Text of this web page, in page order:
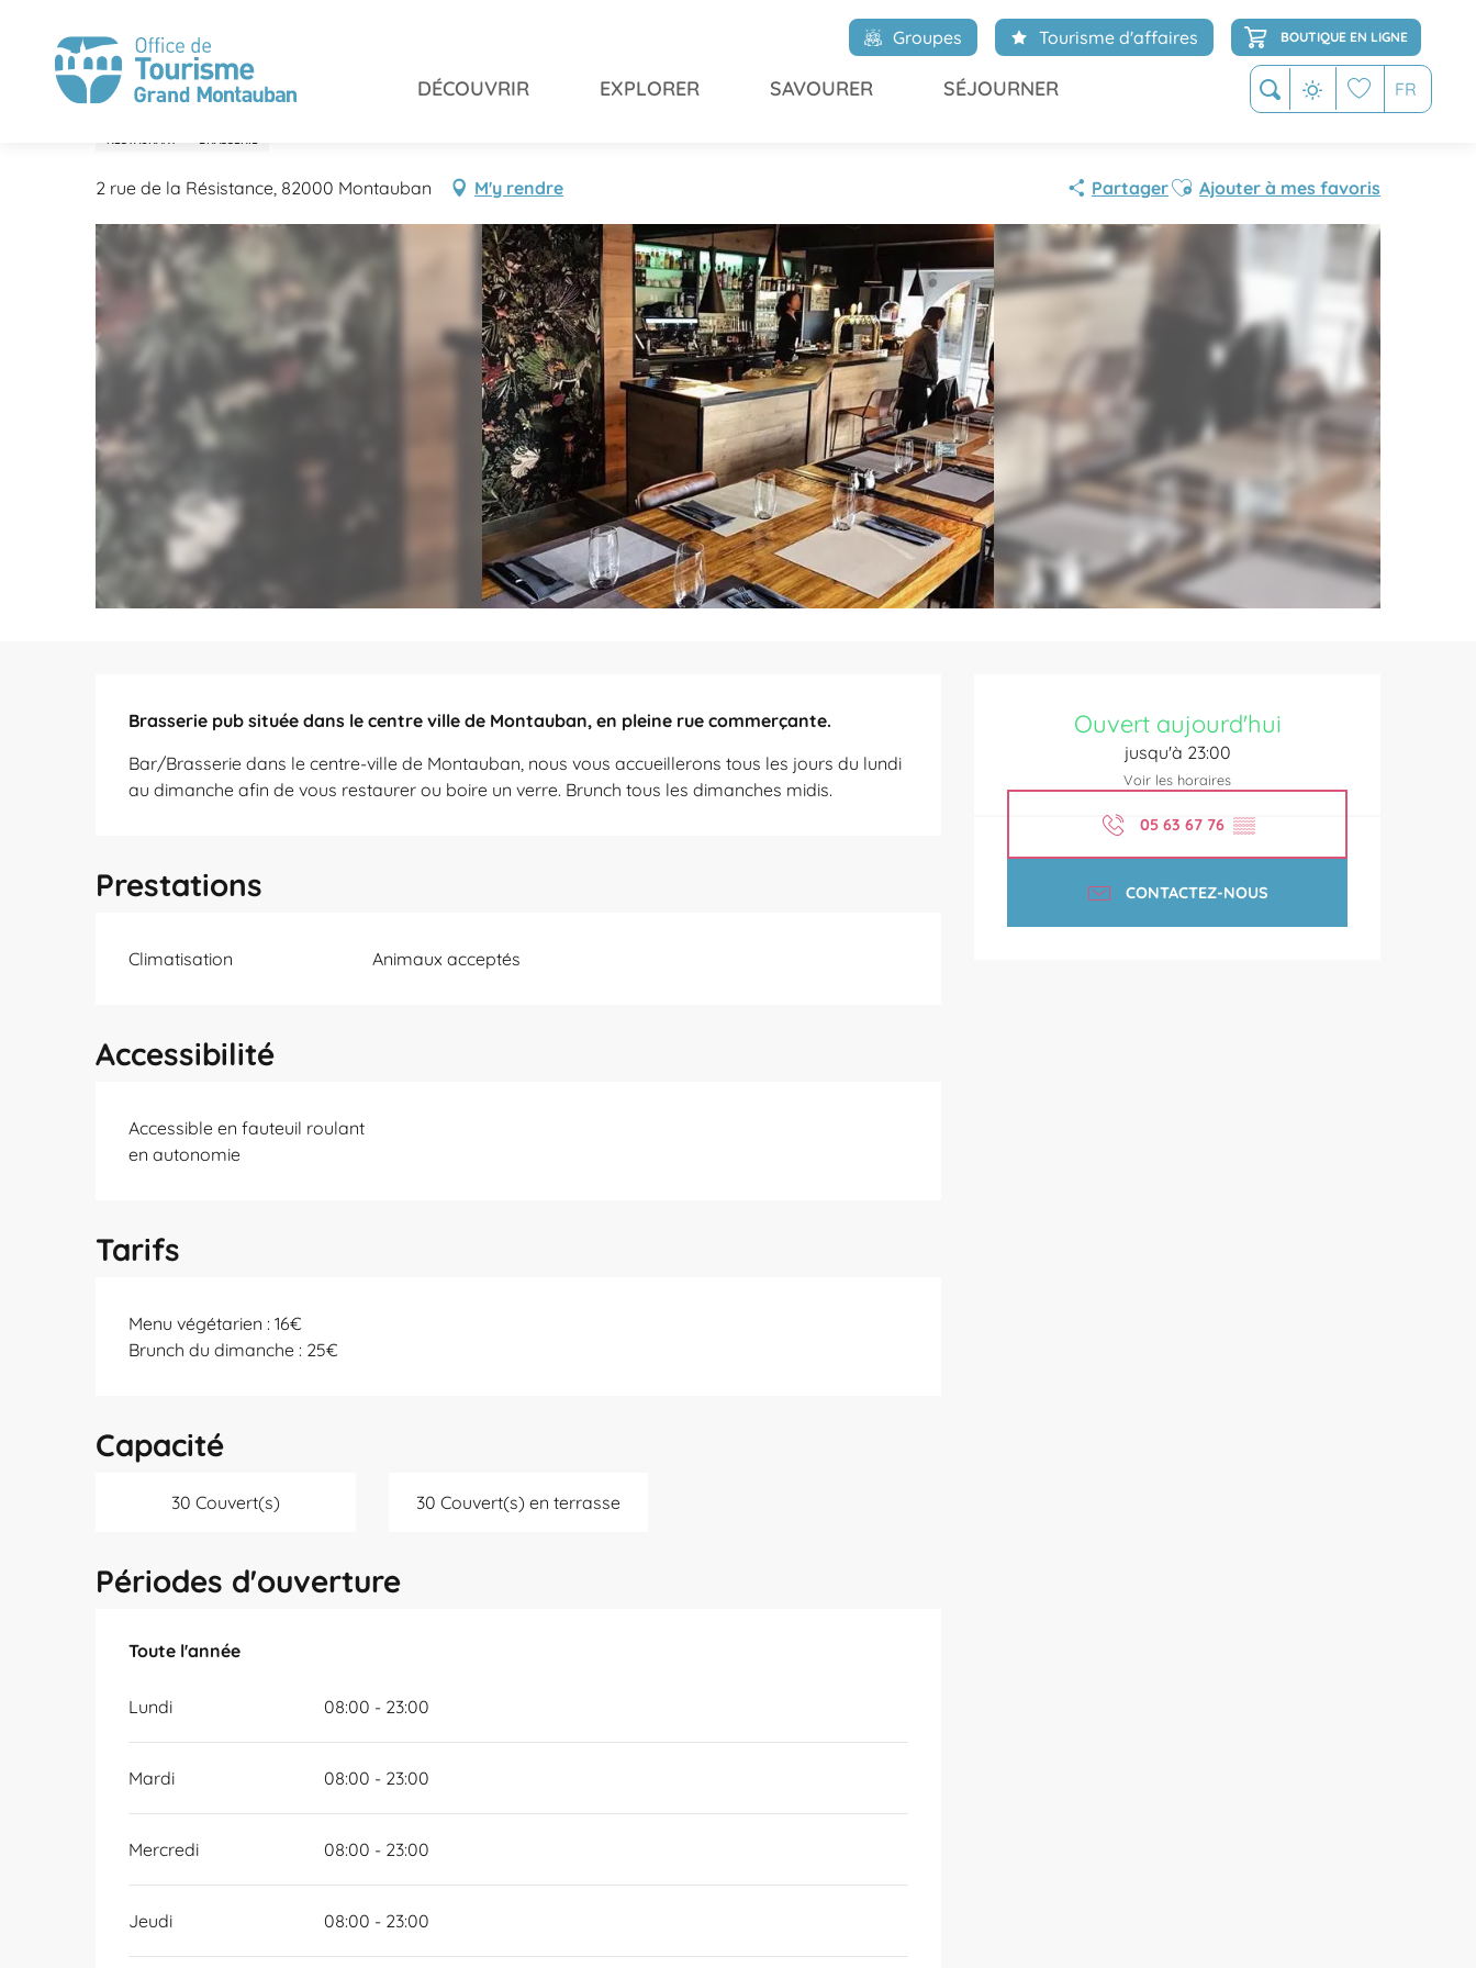
contenu
principal
Recherche FR
Groupes Tourisme d'affaires BOUTIQUE EN LIGNE
DÉCOUVRIR EXPLORER SAVOURER SÉJOURNER
Le Flingueur
RESTAURANT BRASSERIE
2 rue de la Résistance, 82000 Montauban M'y rendre PartagerAjouter aux favoris
Ajouter à mes favoris
Ouvert aujourd'hui
jusqu'à 23:00
Voir les horaires
05 63 67 76 ▒▒
CONTACTEZ-NOUS
Brasserie pub située dans le centre ville de Montauban, en pleine rue commerçante.
Bar/Brasserie dans le centre-ville de Montauban, nous vous accueillerons tous les jours du lundi
au dimanche afin de vous restaurer ou boire un verre. Brunch tous les dimanches midis.
Prestations
Climatisation Animaux acceptés
Accessibilité
Accessible en fauteuil roulant
en autonomie
Tarifs
Menu végétarien : 16€
Brunch du dimanche : 25€
Capacité
30 Couvert(s) 30 Couvert(s) en terrasse
Périodes d'ouverture
Toute l'année
Toute l'année
Lundi 08:00 - 23:00
Mardi 08:00 - 23:00
Mercredi 08:00 - 23:00
Jeudi 08:00 - 23:00